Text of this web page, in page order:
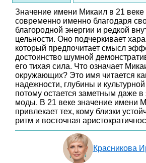
Значение имени Микаил в 21 веке
современно именно благодаря
благородной энергии и редкой
цельности. Оно подчеркивает
который предпочитает смысл
достоинство шумной
его тихая сила. Что означает
окружающих? Это имя читается
надежности, глубины и
потому остается заметным даже в
моды. В 21 веке значение имени
привлекает тех, кому близки
ритм и восточная
Красникова